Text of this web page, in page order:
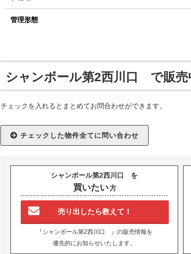
管理形態
シャンボール第2西川口 で販売
チェックを入れるとまとめてお問合わせができます。
シャンボール第2西川口 を
買いたい方
売り出したら教えて！
『シャンボール第2西川口 』の販売情報を
優先的にお知らせいたします。